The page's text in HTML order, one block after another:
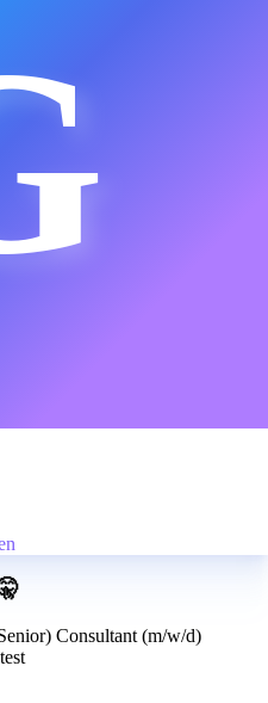
Consultant (m/w/d)